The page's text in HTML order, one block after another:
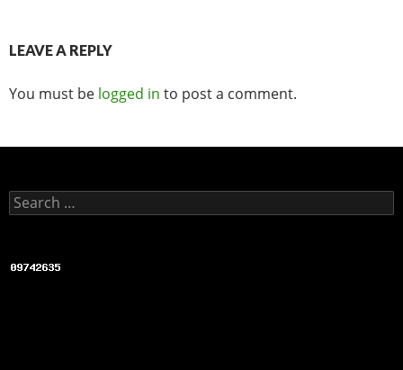
k
LEAVE A REPLY
You must be logged in to post a comment.
Search for: